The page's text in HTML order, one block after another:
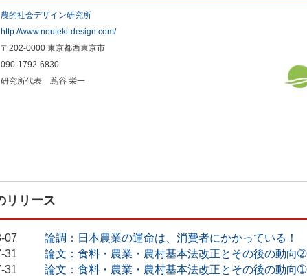
農的社会デザイン研究所
http://www.nouteki-design.com/
〒202-0000 東京都西東京市
090-1792-6830
研究所代表 蔦谷 栄一
リリース
07
論調：日本農業の運命は、消費者にかかっている！
31
論文：食料・農業・農村基本法改正とその後の動向➁
31
論文：食料・農業・農村基本法改正とその後の動向➀